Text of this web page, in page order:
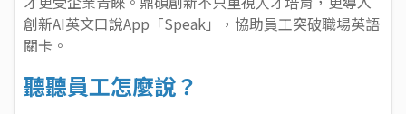
創新AI英文口說App「Speak」，協助員工突破職場英語
關卡。
聽聽員工怎麼說？